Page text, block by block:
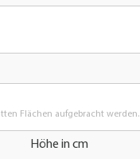
Flächen aufgebracht werden.
Höhe in cm